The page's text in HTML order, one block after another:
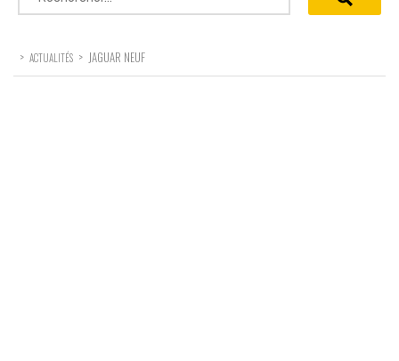
> ACTUALITÉS > JAGUAR NEUF